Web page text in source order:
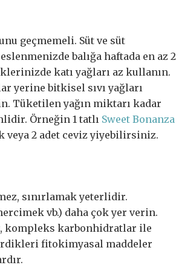
geçmemeli. Süt ve süt
balığa haftada en az 2
katı yağları az kullanın.
yerine bitkisel sıvı yağları
Tüketilen yağın miktarı kadar
Örneğin 1 tatlı Sweet Bonanza
veya 2 adet ceviz yiyebilirsiniz.
sınırlamak yeterlidir.
vb.) daha çok yer verin.
kompleks karbonhidratlar ile
fitokimyasal maddeler